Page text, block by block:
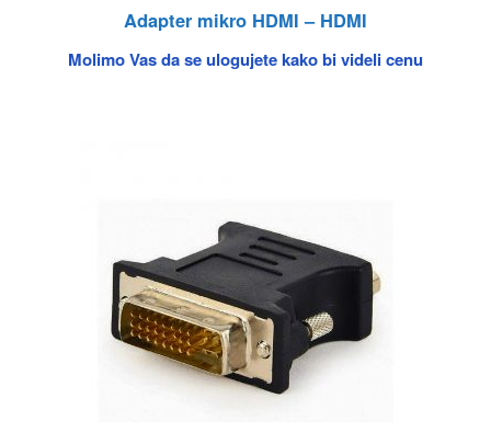
Adapter mikro HDMI – HDMI
Molimo Vas da se ulogujete kako bi videli cenu